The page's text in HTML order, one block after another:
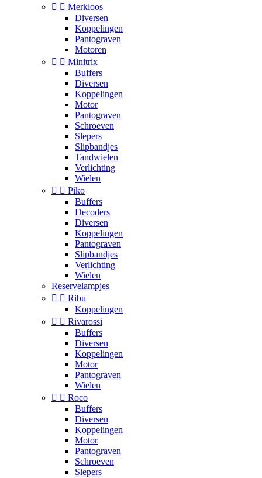
  Merkloos
Diversen
Koppelingen
Pantograven
Motoren
  Minitrix
Buffers
Diversen
Koppelingen
Motor
Pantograven
Schroeven
Slepers
Slipbandjes
Tandwielen
Verlichting
Wielen
  Piko
Buffers
Decoders
Diversen
Koppelingen
Pantograven
Slipbandjes
Verlichting
Wielen
Reservelampjes
  Ribu
Koppelingen
  Rivarossi
Buffers
Diversen
Koppelingen
Motor
Pantograven
Wielen
  Roco
Buffers
Diversen
Koppelingen
Motor
Pantograven
Schroeven
Slepers